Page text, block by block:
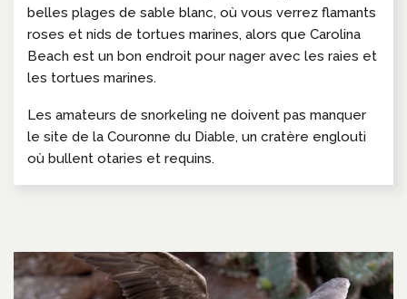
belles plages de sable blanc, où vous verrez flamants
roses et nids de tortues marines, alors que Carolina
Beach est un bon endroit pour nager avec les raies et
les tortues marines.
Les amateurs de snorkeling ne doivent pas manquer
le site de la Couronne du Diable, un cratère englouti
où bullent otaries et requins.